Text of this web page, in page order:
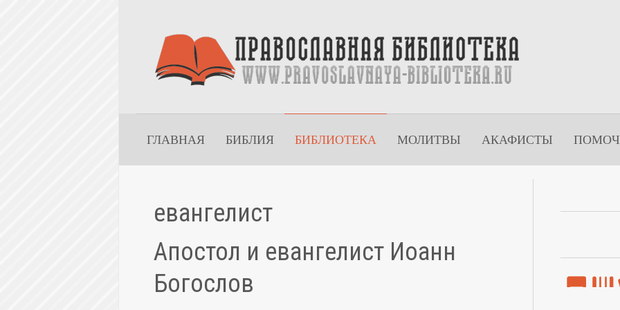
ГЛАВНАЯ БИБЛИЯ БИБЛИОТЕКА МОЛИТВЫ АКАФИСТЫ
евангелист
Апостол и евангелист Иоанн
Богослов